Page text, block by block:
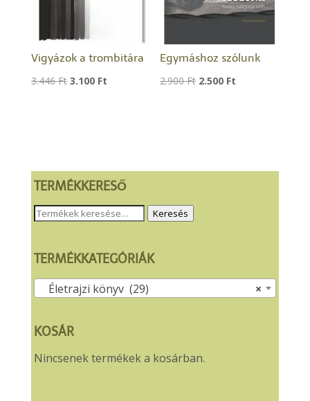
Vigyázok a trombitára
3.446Ft Original
3.100 FtCurrent
Egymáshoz szólunk
2.900Ft Original
2.500 Ft
TERMÉKKERESŐ
Keresés
következőre:
Keresés
TERMÉKKATEGÓRIÁK
×
Életrajzi könyv (29)
KOSÁR
Nincsenek termékek a kosárban.